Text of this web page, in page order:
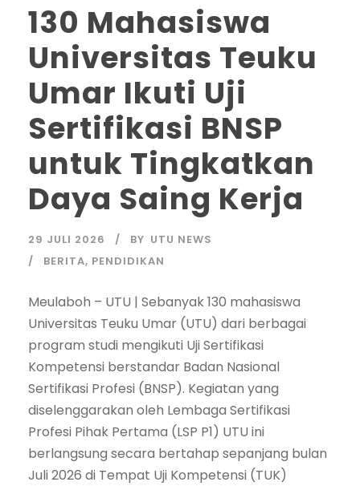
130 Mahasiswa
Universitas Teuku
Umar Ikuti Uji
Sertifikasi BNSP
untuk Tingkatkan
Daya Saing Kerja
29 JULI 2026 BY UTU NEWS
BERITA, PENDIDIKAN
Meulaboh – UTU | Sebanyak 130 mahasiswa
Universitas Teuku Umar (UTU) dari berbagai
program studi mengikuti Uji Sertifikasi
Kompetensi berstandar Badan Nasional
Sertifikasi Profesi (BNSP). Kegiatan yang
diselenggarakan oleh Lembaga Sertifikasi
Profesi Pihak Pertama (LSP P1) UTU ini
berlangsung secara bertahap sepanjang bulan
Juli 2026 di Tempat Uji Kompetensi (TUK)